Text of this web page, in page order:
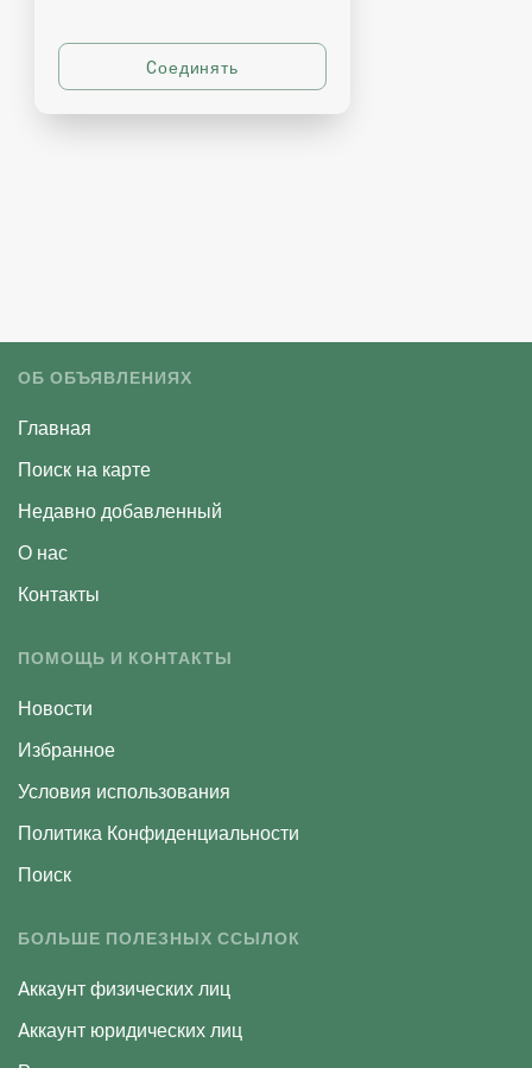
ОБ ОБЪЯВЛЕНИЯХ
Главная
Поиск на карте
Недавно добавленный
О нас
Контакты
ПОМОЩЬ И КОНТАКТЫ
Новости
Избранное
Условия использования
Политика Конфиденциальности
Поиск
БОЛЬШЕ ПОЛЕЗНЫХ ССЫЛОК
Aккаунт физических лиц
Aккаунт юридических лиц